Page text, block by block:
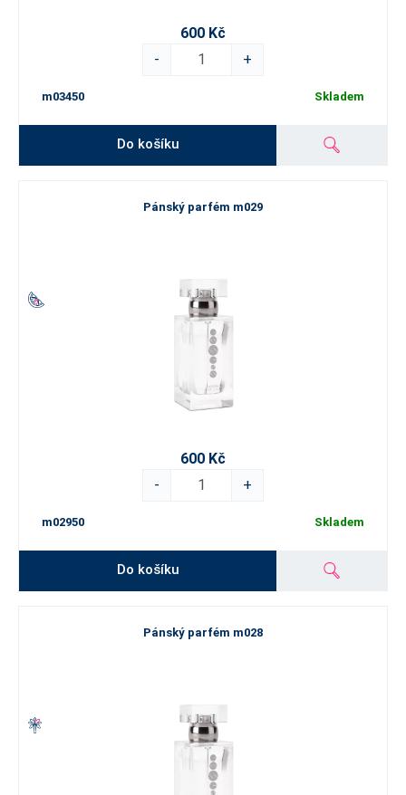
600 Kč
-
+
m03450 Skladem
Do košíku
Pánský parfém m029
600 Kč
-
+
m02950 Skladem
Do košíku
Pánský parfém m028